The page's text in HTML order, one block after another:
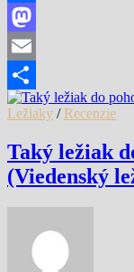
Facebook
Mastodon
Email
Share
Ležiaky / Recenzie
Taký ležiak
(Viedenský